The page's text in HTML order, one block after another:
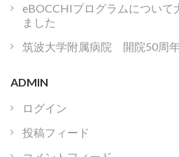
eBOCCHIプログラムについて
ました
筑波大学附属病院 開院50周
ADMIN
ログイン
投稿フィード